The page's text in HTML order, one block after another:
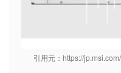
引用元：https://